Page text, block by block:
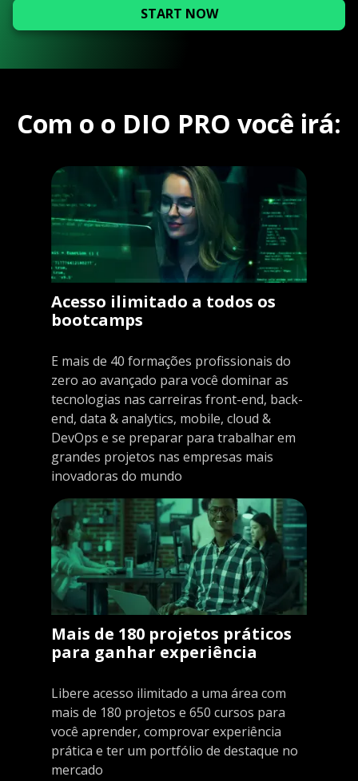
START NOW
Com o o DIO PRO você irá:
Acesso ilimitado a todos os
bootcamps
E mais de 40 formações profissionais do
zero ao avançado para você dominar as
tecnologias nas carreiras front-end, back-
end, data & analytics, mobile, cloud &
DevOps e se preparar para trabalhar em
grandes projetos nas empresas mais
inovadoras do mundo
Mais de 180 projetos práticos
para ganhar experiência
Libere acesso ilimitado a uma área com
mais de 180 projetos e 650 cursos para
você aprender, comprovar experiência
prática e ter um portfólio de destaque no
mercado